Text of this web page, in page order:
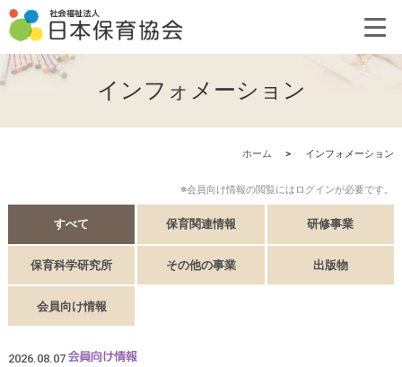
インフォメーション
ホーム > インフォメーション
※会員向け情報の閲覧にはログインが必要です。
すべて 保育関連情報 研修事業
保育科学研究所 その他の事業 出版物
会員向け情報
2026.08.07